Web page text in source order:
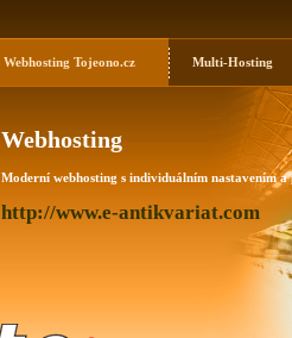
Webhosting Tojeono.cz Multi-Hosting
Webhosting
Moderní webhosting s individuálním nastavením a
http://www.e-antikvariat.com